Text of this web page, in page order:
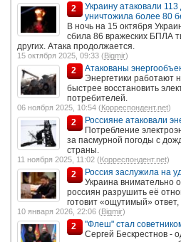
2
Украину атаковали
уничтожила более 80
В ночь на 15 октября
сбила 86 вражеских БПЛА
других. Атака продолжается.
15 октября 2025, 09:33 (Bigmir)
2
Атакованы
Энергетики работают
быстрее восстановить
потребителей.
06 ноября 2025, 10:54 (Корреспондент.net)
2
Россияне атаковали
Потребление
за пасмурной погоды с
страны.
11 ноября 2025, 11:02 (Корреспондент.net)
2
Россия заслужила на
Украина внимательно
россиян разрушить её
готовит «ощутимый»
10 января 2026, 22:06 (Bigmir)
2
"Флеш" стал
Сергей Бескрестнов -